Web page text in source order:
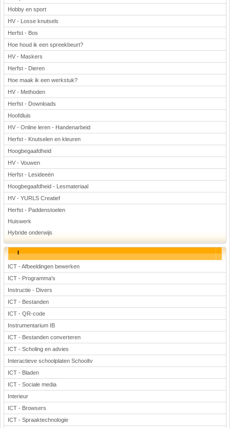
Hobby en sport
HV - Losse knutsels
Herfst - Bos
Hoe houd ik een spreekbeurt?
HV - Maskers
Herfst - Dieren
Hoe maak ik een werkstuk?
HV - Methoden
Herfst - Downloads
Hoofdluis
HV - Online leren - Handenarbeid
Herfst - Knutselen en kleuren
Hoogbegaafdheid
HV - Vouwen
Herfst - Lesideeën
Hoogbegaafdheid - Lesmateriaal
HV - YURLS Creatief
Herfst - Paddenstoelen
Huiswerk
Hybride onderwijs
I
ICT - Afbeeldingen bewerken
ICT - Programma's
Instructie - Divers
ICT - Bestanden
ICT - QR-code
Instrumentarium IB
ICT - Bestanden converteren
ICT - Scholing en advies
Interactieve schoolplaten Schooltv
ICT - Bladen
ICT - Sociale media
Interieur
ICT - Browsers
ICT - Spraaktechnologie